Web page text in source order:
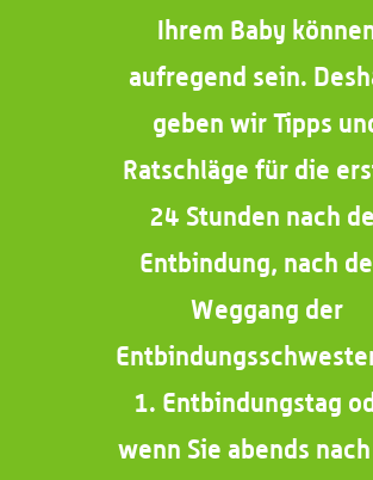
Ihrem Baby
aufregend sein.
geben wir Tipps
Ratschläge für die
24 Stunden nach
Entbindung, nach
Weggang der
1. Entbindungstag
wenn Sie abends